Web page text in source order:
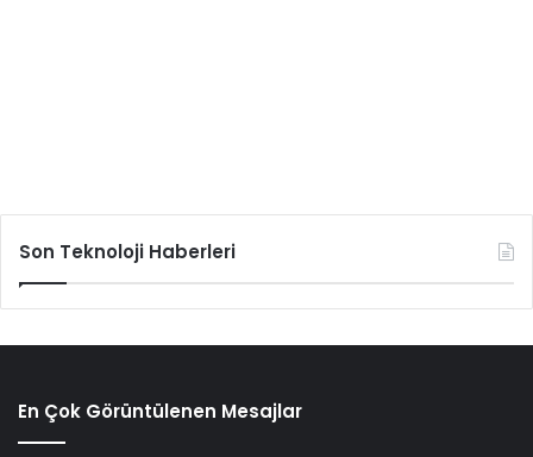
Son Teknoloji Haberleri
En Çok Görüntülenen Mesajlar